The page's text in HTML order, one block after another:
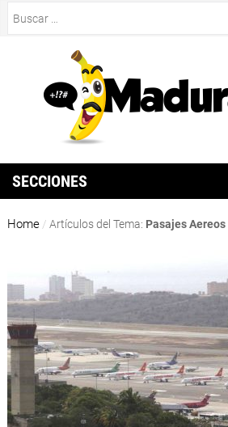
SECCIONES
Home / Artículos del Tema: Pasajes Aereos